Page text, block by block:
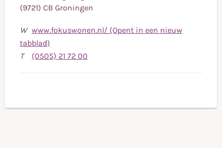
(9721) CB Groningen
W www.fokuswonen.nl/ (Opent in een nieuw
tabblad)
T
(0505) 21 72 00
21